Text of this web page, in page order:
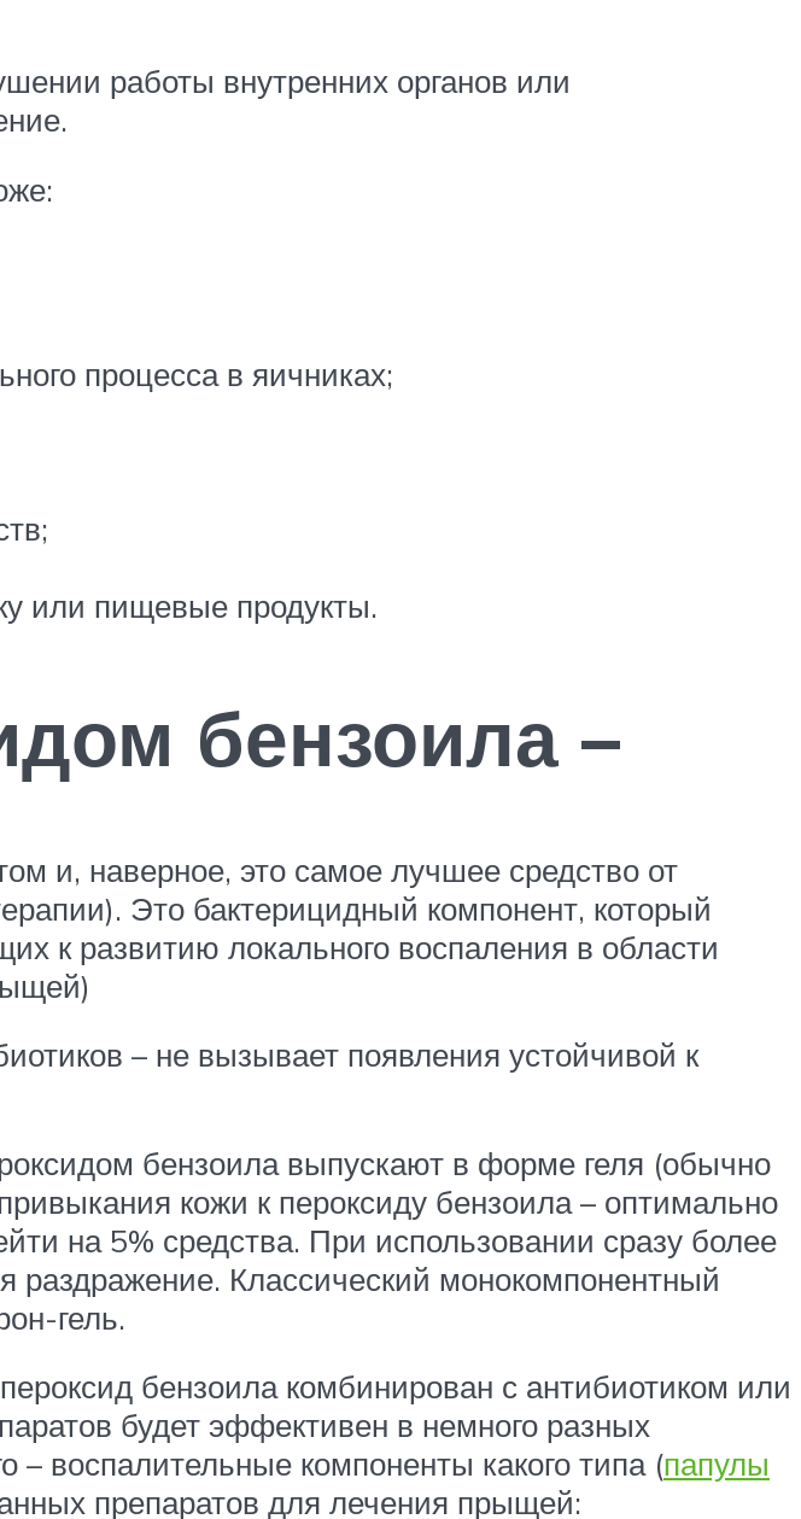
работы внутренних органов или
процесса в яичниках;
или пищевые продукты.
бензоила –
и, наверное, это самое лучшее средство от
Это бактерицидный компонент, который
к развитию локального воспаления в области
– не вызывает появления устойчивой к
бензоила выпускают в форме геля (обычно
кожи к пероксиду бензоила – оптимально
на 5% средства. При использовании сразу более
раздражение. Классический монокомпонентный
гель.
бензоила комбинирован с антибиотиком или
будет эффективен в немного разных
– воспалительные компоненты какого типа (папулы
препаратов для лечения прыщей: